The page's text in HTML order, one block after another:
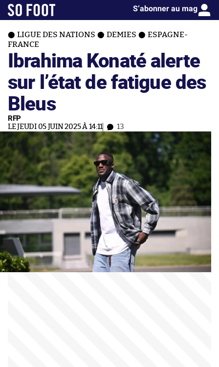
S’abonner au mag
LIGUE DES NATIONS DEMIES
ESPAGNE-
FRANCE
Ibrahima Konaté alerte
sur l’état de fatigue des
Bleus
RFP
LE JEUDI 05 JUIN 2025 À 14:11 13